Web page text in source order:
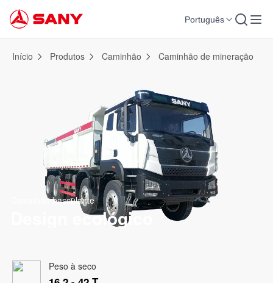
Português
Início Produtos Caminhão Caminhão de mineração
Caminhão basculante
Design ecológico
Peso à seco